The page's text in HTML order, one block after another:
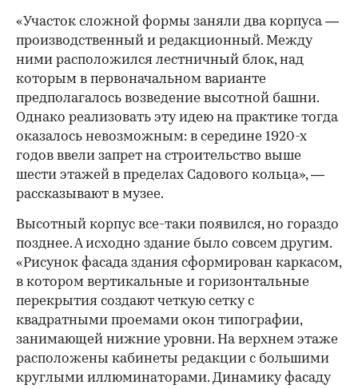
«Участок сложной формы заняли два корпуса —
производственный и редакционный. Между
ними расположился лестничный блок, над
которым в первоначальном варианте
предполагалось возведение высотной башни.
Однако реализовать эту идею на практике тогда
оказалось невозможным: в середине 1920-х
годов ввели запрет на строительство выше
шести этажей в пределах Садового кольца», —
рассказывают в музее.
Высотный корпус все-таки появился, но гораздо
позднее. А исходно здание было совсем другим.
«Рисунок фасада здания сформирован каркасом,
в котором вертикальные и горизонтальные
перекрытия создают четкую сетку с
квадратными проемами окон типографии,
занимающей нижние уровни. На верхнем этаже
расположены кабинеты редакции с большими
круглыми иллюминаторами. Динамику фасаду